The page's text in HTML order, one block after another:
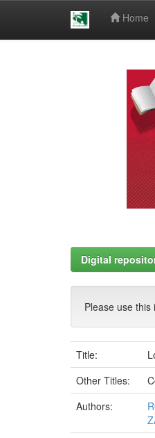
Home
Digital
Please use
Title:
Other Titles:
Authors: